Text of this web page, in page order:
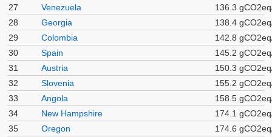
27
Venezuela
136.3
28
Georgia
138.4
29
Colombia
142.8
30
Spain
145.2
31
Austria
150.3
32
Slovenia
155.2
33
Angola
158.5
34
New Hampshire
174.1
35
Oregon
174.6